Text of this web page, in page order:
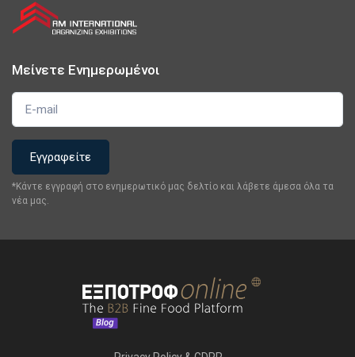
Μείνετε Ενημερωμένοι
*Κάντε εγγραφή στο ενημερωτικό μας δελτίο και λάβετε άμεσα όλα τα
νέα μας.